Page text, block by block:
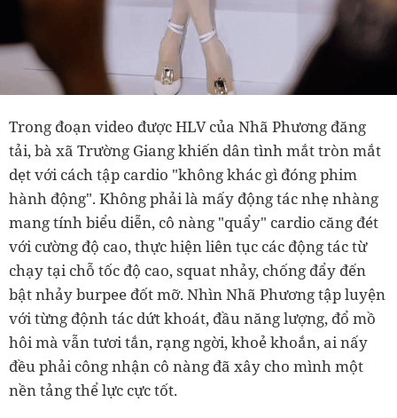
Trong đoạn video được HLV của Nhã Phương đăng
tải, bà xã Trường Giang khiến dân tình mắt tròn mắt
dẹt với cách tập cardio "không khác gì đóng phim
hành động". Không phải là mấy động tác nhẹ nhàng
mang tính biểu diễn, cô nàng "quẩy" cardio căng đét
với cường độ cao, thực hiện liên tục các động tác từ
chạy tại chỗ tốc độ cao, squat nhảy, chống đẩy đến
bật nhảy burpee đốt mỡ. Nhìn Nhã Phương tập luyện
với từng độnh tác dứt khoát, đầu năng lượng, đổ mồ
hôi mà vẫn tươi tắn, rạng ngời, khoẻ khoắn, ai nấy
đều phải công nhận cô nàng đã xây cho mình một
nền tảng thể lực cực tốt.